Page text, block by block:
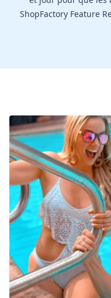
ShopFactory Feature